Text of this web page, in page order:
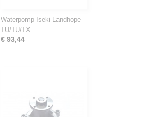
Waterpomp Iseki Landhope
TU/TU/TX
€ 93,44